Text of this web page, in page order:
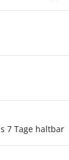
7 Tage haltbar